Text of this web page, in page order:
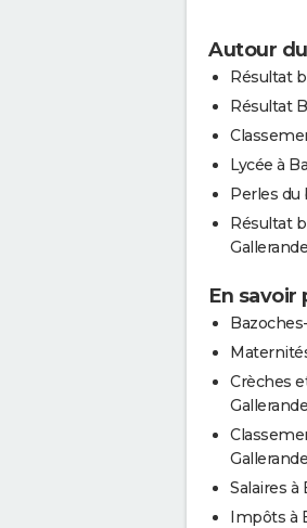
Autour
Résultat
Résultat
Lycée à
Perles du
Résultat
En savoir
Crèches
Salaires à
Impôts à